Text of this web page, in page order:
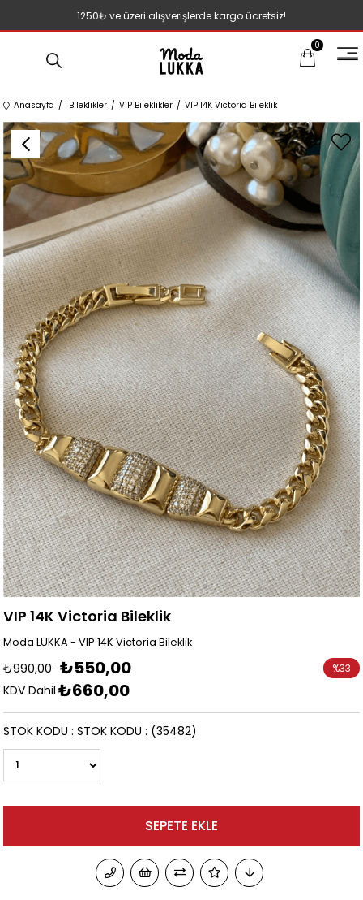
1250₺ ve üzeri alışverişlerde kargo ücretsiz!
0
Anasayfa Bileklikler VIP Bileklikler VIP 14K Victoria Bileklik
VIP 14K Victoria Bileklik
Moda LUKKA - VIP 14K Victoria Bileklik
₺990,00 ₺550,00
KDV Dahil ₺660,00
%33
(35482)
STOK KODU STOK KODU